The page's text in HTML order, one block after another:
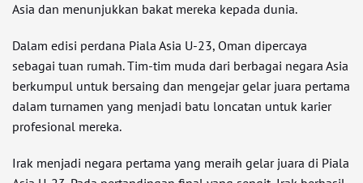
Asia dan menunjukkan bakat mereka kepada dunia.
Dalam edisi perdana Piala Asia U-23, Oman dipercaya
sebagai tuan rumah. Tim-tim muda dari berbagai negara Asia
berkumpul untuk bersaing dan mengejar gelar juara pertama
dalam turnamen yang menjadi batu loncatan untuk karier
profesional mereka.
Irak menjadi negara pertama yang meraih gelar juara di Piala